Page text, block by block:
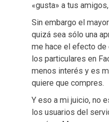
«gusta» a tus amigos,
Sin embargo el
quizá sea sólo una
me hace el efecto
los particulares en
menos interés y es
quiere que compres.
Y eso a mi juicio, no
los usuarios del